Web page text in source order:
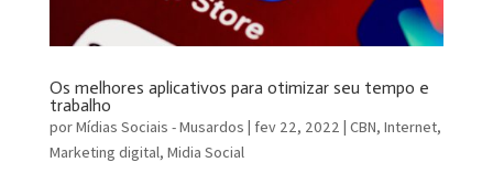
Os melhores aplicativos para otimizar seu tempo e
trabalho
porMídias Sociais - Musardos | fev 22, 2022 | CBN, Internet,
Marketing digital, Midia Social